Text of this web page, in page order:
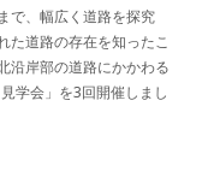
で、幅広く道路を探究
た道路の存在を知ったこ
沿岸部の道路にかかわる
学会」を3回開催しまし